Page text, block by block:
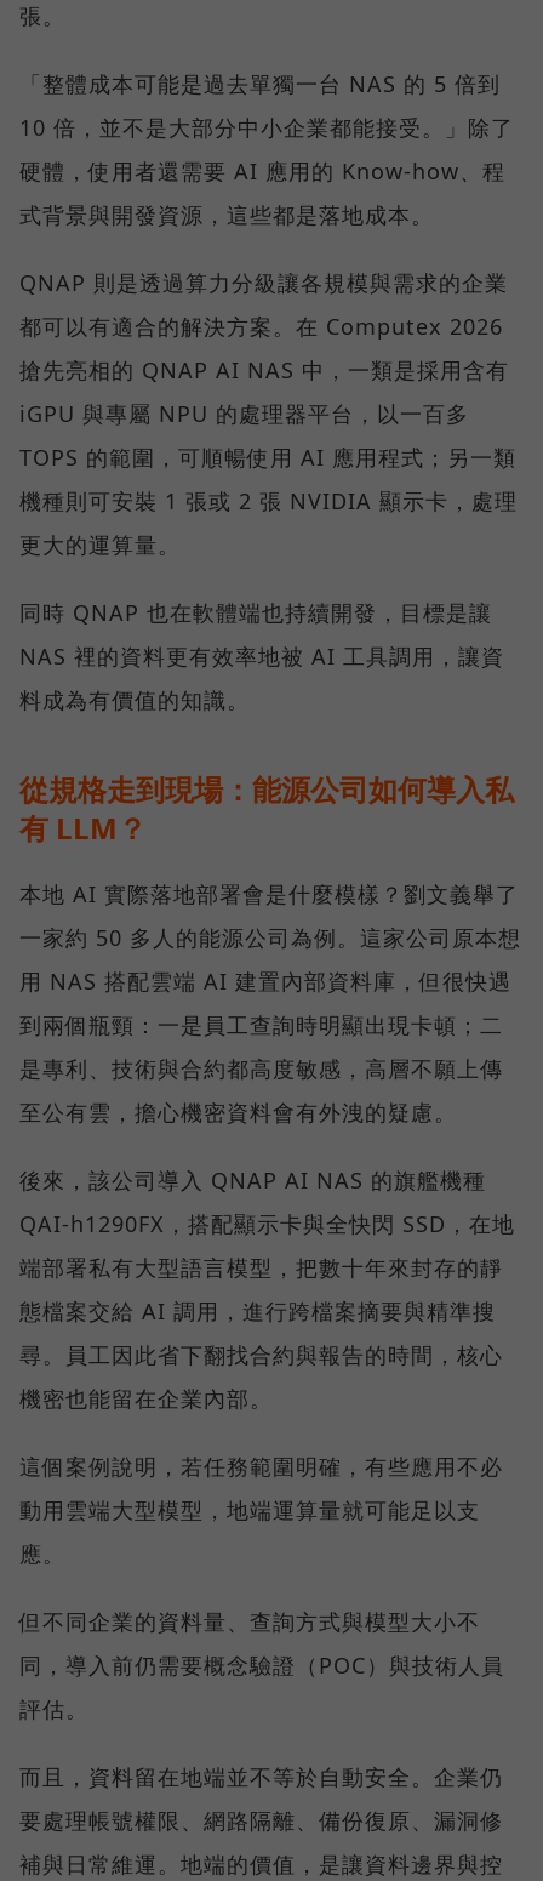
張。
「整體成本可能是過去單獨一台 NAS 的 5 倍到
10 倍，並不是大部分中小企業都能接受。」除了
硬體，使用者還需要 AI 應用的 Know-how、程
式背景與開發資源，這些都是落地成本。
QNAP 則是透過算力分級讓各規模與需求的企業
都可以有適合的解決方案。在 Computex 2026
搶先亮相的 QNAP AI NAS 中，一類是採用含有
iGPU 與專屬 NPU 的處理器平台，以一百多
TOPS 的範圍，可順暢使用 AI 應用程式；另一類
機種則可安裝 1 張或 2 張 NVIDIA 顯示卡，處理
更大的運算量。
同時 QNAP 也在軟體端也持續開發，目標是讓
NAS 裡的資料更有效率地被 AI 工具調用，讓資
料成為有價值的知識。
從規格走到現場：能源公司如何導入私
有 LLM？
本地 AI 實際落地部署會是什麼模樣？劉文義舉了
一家約 50 多人的能源公司為例。這家公司原本想
用 NAS 搭配雲端 AI 建置內部資料庫，但很快遇
到兩個瓶頸：一是員工查詢時明顯出現卡頓；二
是專利、技術與合約都高度敏感，高層不願上傳
至公有雲，擔心機密資料會有外洩的疑慮。
後來，該公司導入 QNAP AI NAS 的旗艦機種
QAI-h1290FX，搭配顯示卡與全快閃 SSD，在地
端部署私有大型語言模型，把數十年來封存的靜
態檔案交給 AI 調用，進行跨檔案摘要與精準搜
尋。員工因此省下翻找合約與報告的時間，核心
機密也能留在企業內部。
這個案例說明，若任務範圍明確，有些應用不必
動用雲端大型模型，地端運算量就可能足以支
應。
但不同企業的資料量、查詢方式與模型大小不
同，導入前仍需要概念驗證（POC）與技術人員
評估。
而且，資料留在地端並不等於自動安全。企業仍
要處理帳號權限、網路隔離、備份復原、漏洞修
補與日常維運。地端的價值，是讓資料邊界與控